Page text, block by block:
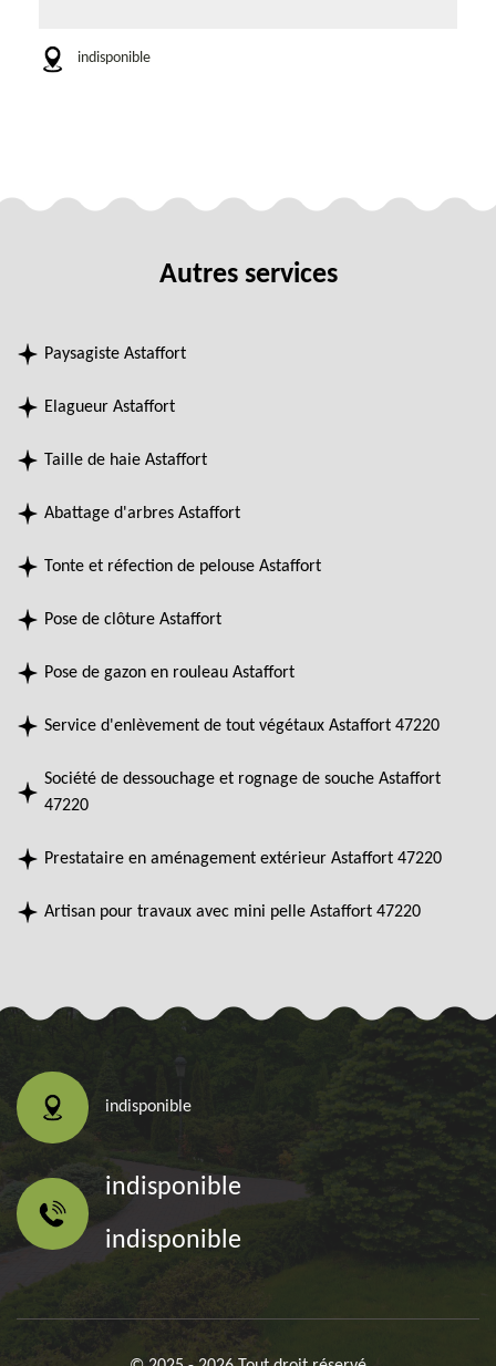
indisponible
Autres services
Paysagiste Astaffort
Elagueur Astaffort
Taille de haie Astaffort
Abattage d'arbres Astaffort
Tonte et réfection de pelouse Astaffort
Pose de clôture Astaffort
Pose de gazon en rouleau Astaffort
Service d'enlèvement de tout végétaux Astaffort 47220
Société de dessouchage et rognage de souche Astaffort
47220
Prestataire en aménagement extérieur Astaffort 47220
Artisan pour travaux avec mini pelle Astaffort 47220
indisponible
indisponible
indisponible